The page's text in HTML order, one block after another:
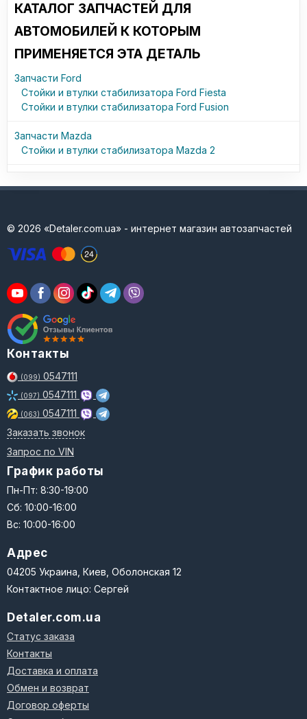
КАТАЛОГ ЗАПЧАСТЕЙ ДЛЯ
АВТОМОБИЛЕЙ К КОТОРЫМ
ПРИМЕНЯЕТСЯ ЭТА ДЕТАЛЬ
Запчасти Ford
Стойки и втулки стабилизатора Ford Fiesta
Стойки и втулки стабилизатора Ford Fusion
Запчасти Mazda
Стойки и втулки стабилизатора Mazda 2
© 2026 «Detaler.com.ua» - интернет магазин автозапчастей
Контакты
(099) 0547111
(097) 0547111
(063) 0547111
Заказать звонок
Запрос по VIN
График работы
Пн-Пт: 8:30-19:00
Сб: 10:00-16:00
Вс: 10:00-16:00
Адрес
04205 Украина, Киев, Оболонская 12
Контактное лицо: Сергей
Detaler.com.ua
Статус заказа
Контакты
Доставка и оплата
Обмен и возврат
Договор оферты